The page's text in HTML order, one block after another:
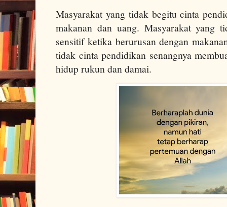
Masyarakat yang tidak begitu cinta
makanan dan uang. Masyarakat yang
sensitif ketika berurusan dengan
tidak cinta pendidikan senangnya
hidup rukun dan damai.